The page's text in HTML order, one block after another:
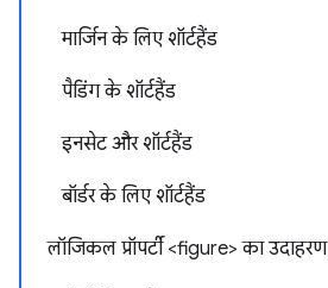
मार्जिन के लिए शॉर्टहैंड
पैडिंग के शॉर्टहैंड
इनसेट और शॉर्टहैंड
बॉर्डर के लिए शॉर्टहैंड
लॉजिकल प्रॉपर्टी <figure> का उदाहरण